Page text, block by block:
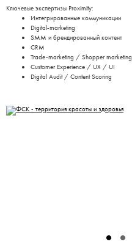
Ключевые экспертизы Proximity:
Интегрированные коммуникации
Digital-marketing
SMM и брендированный контент
CRM
Trade-marketing / Shopper marketing
Customer Experience / UX / UI
Digital Audit / Content Scoring